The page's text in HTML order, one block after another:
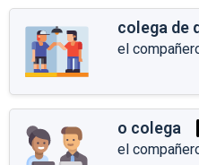
colega de
el
o colega
el